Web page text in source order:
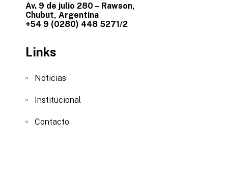
Av. 9 de julio 280 – Rawson,
Chubut, Argentina
+54 9 (0280) 448 5271/2
Links
Noticias
Institucional
Contacto